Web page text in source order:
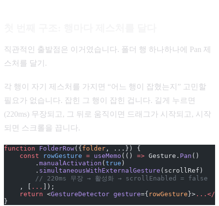
직관적인 출발점은 이거였습니다. 폴더 행 하나하나에 Pan 제
스처를 달기.
각 행이 자기 제스처를 가지면 “어느 행이 잡혔는지” 고민할
필요가 없습니다. 잡힌 그 행이 잡힌 겁니다. 길게 누르면
(220ms) 무장되고, 그 뒤로 움직이면 드래그가 시작되고, 시작
되면 스크롤을 끕니다.
function FolderRow({ folder , ...}) {
    const
rowGesture = useMemo (() => Gesture. Pan ()
        .
manualActivation ( true )
        .
simultaneousWithExternalGesture (scrollRef)
        // 220ms 무장 → 활성화 → scrollEnabled = false
    , [
...
]);
    return
<GestureDetector gesture={ rowGesture }> ...</
}